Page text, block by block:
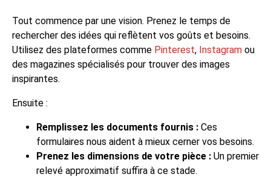
Tout commence par une vision. Prenez le temps de
rechercher des idées qui reflètent vos goûts et besoins.
Utilisez des plateformes comme Pinterest, Instagram ou
des magazines spécialisés pour trouver des images
inspirantes.
Ensuite :
Remplissez les documents fournis : Ces
formulaires nous aident à mieux cerner vos besoins.
Prenez les dimensions de votre pièce : Un premier
relevé approximatif suffira à ce stade.